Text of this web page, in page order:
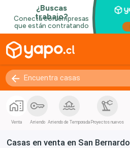
Venta Arriendo Arriendo de Temporada Proyectos nuevos
Casas en venta en San Bernardo